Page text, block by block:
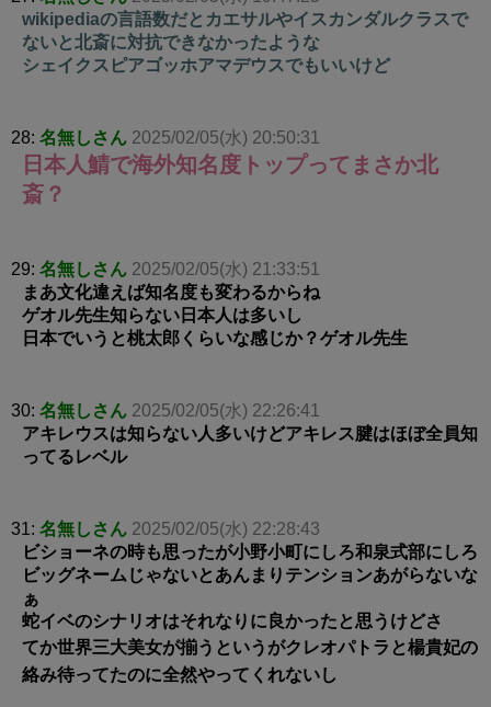
wikipediaの言語数だとカエサルやイスカンダルクラスで
ないと北斎に対抗できなかったような
シェイクスピアゴッホアマデウスでもいいけど
28: 名無しさん 2025/02/05(水) 20:50:31
日本人鯖で海外知名度トップってまさか北
斎？
29: 名無しさん 2025/02/05(水) 21:33:51
まあ文化違えば知名度も変わるからね
ゲオル先生知らない日本人は多いし
日本でいうと桃太郎くらいな感じか？ゲオル先生
30: 名無しさん 2025/02/05(水) 22:26:41
アキレウスは知らない人多いけどアキレス腱はほぼ全員知
ってるレベル
31: 名無しさん 2025/02/05(水) 22:28:43
ビショーネの時も思ったが小野小町にしろ和泉式部にしろ
ビッグネームじゃないとあんまりテンションあがらないな
ぁ
蛇イベのシナリオはそれなりに良かったと思うけどさ
てか世界三大美女が揃うというがクレオパトラと楊貴妃の
絡み待ってたのに全然やってくれないし